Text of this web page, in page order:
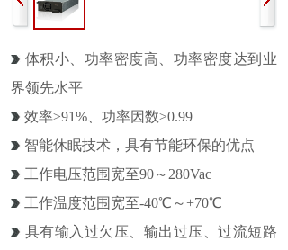
体积小、功率密度高、功率密度达到业
界领先水平
效率≥91%、功率因数≥0.99
智能休眠技术，具有节能环保的优点
工作电压范围宽至90～280Vac
工作温度范围宽至-40℃～+70℃
具有输入过欠压、输出过压、过流短路